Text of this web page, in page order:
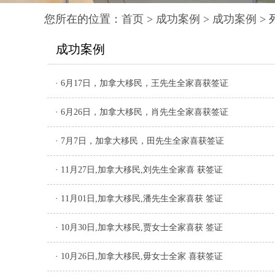
您所在的位置： 首页 > 成功案例 > 成功案例 >
成功案例
· 6月17日，加拿大移民，王先生全家喜获签证
· 6月26日，加拿大移民，肖先生全家喜获签证
· 7月7日，加拿大移民，田先生全家喜获签证
· 11月27日,加拿大移民,刘先生全家喜 获签证
· 11月01日,加拿大移民,潘先生全家喜获 签证
· 10月30日,加拿大移民,贾女士全家喜获 签证
· 10月26日,加拿大移民,毋女士全家 喜获签证